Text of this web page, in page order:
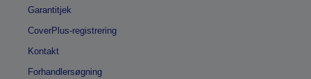
Garantitjek
CoverPlus-registrering
Kontakt
Forhandlersøgning